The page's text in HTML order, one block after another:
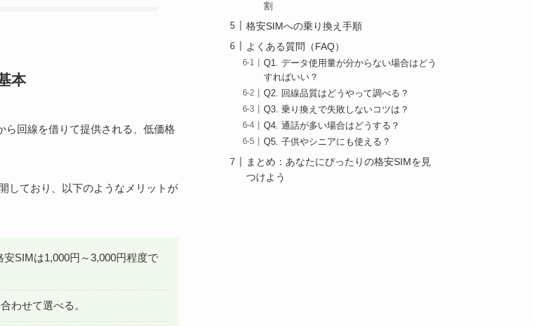
本
ら回線を借りて提供される、低価格
しており、以下のようなメリットが
SIMは1,000円～3,000円程度で
わせて選べる。
割
格安SIMへの乗り換え手順
よくある質問（FAQ）
Q1. データ使用量が分からない場合はどう
すればいい？
Q2. 回線品質はどうやって調べる？
Q3. 乗り換えで失敗しないコツは？
Q4. 通話が多い場合はどうする？
Q5. 子供やシニアにも使える？
まとめ：あなたにぴったりの格安SIMを見
つけよう